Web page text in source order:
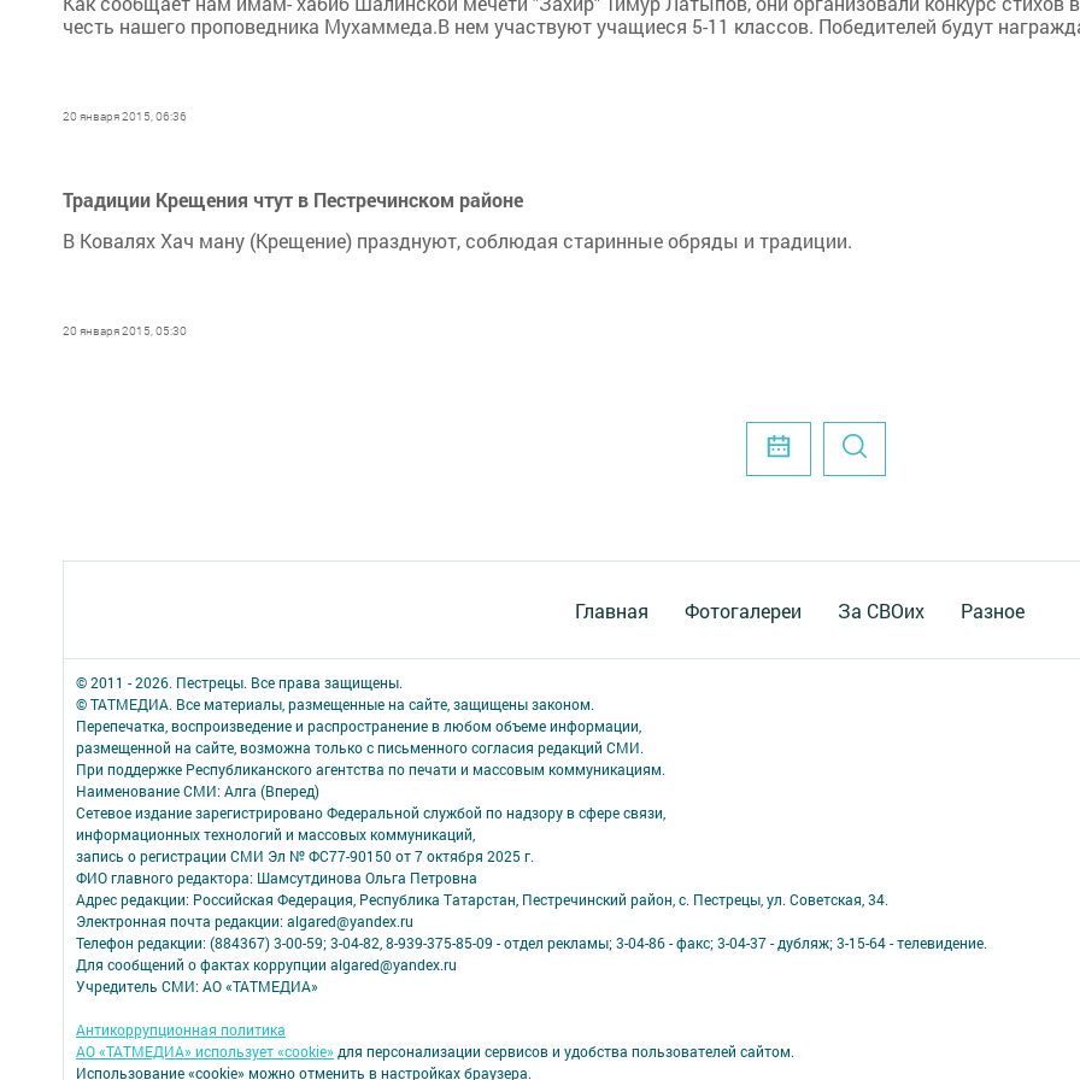
честь нашего проповедника Мухаммеда.В нем участвуют учащиеся 5-11 классов. Победителей будут
20 января 2015, 06:36
Традиции Крещения чтут в Пестречинском районе
В Ковалях Хач ману (Крещение) празднуют, соблюдая старинные обряды и традиции.
20 января 2015, 05:30
Главная Фотогалереи За СВОих Разное
© 2011 - 2026. Пестрецы. Все права защищены.
© ТАТМЕДИА. Все материалы, размещенные на сайте, защищены законом.
Перепечатка, воспроизведение и распространение в любом объеме информации,
размещенной на сайте, возможна только с письменного согласия редакций СМИ.
При поддержке Республиканского агентства по печати и массовым коммуникациям.
Наименование СМИ: Алга (Вперед)
Сетевое издание зарегистрировано Федеральной службой по надзору в сфере связи,
информационных технологий и массовых коммуникаций,
запись о регистрации СМИ Эл № ФС77-90150 от 7 октября 2025 г.
ФИО главного редактора: Шамсутдинова Ольга Петровна
Адрес редакции: Российская Федерация, Республика Татарстан, Пестречинский район, с. Пестрецы, ул. Советская, 34.
Электронная почта редакции: algared@yandex.ru
Телефон редакции: (884367) 3-00-59; 3-04-82, 8-939-375-85-09 - отдел рекламы; 3-04-86 - факс; 3-04-37 - дубляж; 3-15-64 - телевидение.
Для сообщений о фактах коррупции algared@yandex.ru
Учредитель СМИ: АО «ТАТМЕДИА»
Антикоррупционная политика
АО «ТАТМЕДИА» использует «cookie» для персонализации сервисов и удобства пользователей сайтом.
Использование «cookie» можно отменить в настройках браузера.